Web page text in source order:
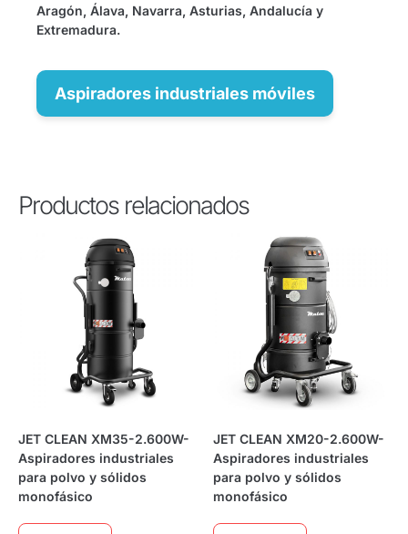
Aragón, Álava, Navarra, Asturias, Andalucía y
Extremadura.
Aspiradores industriales móviles
Productos relacionados
JET CLEAN XM35-2.600W-
Aspiradores industriales
para polvo y sólidos
monofásico
JET CLEAN XM20-2.600W-
Aspiradores industriales
para polvo y sólidos
monofásico